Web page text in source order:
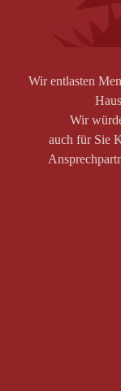
Wir entlasten
Wir
auch für Sie